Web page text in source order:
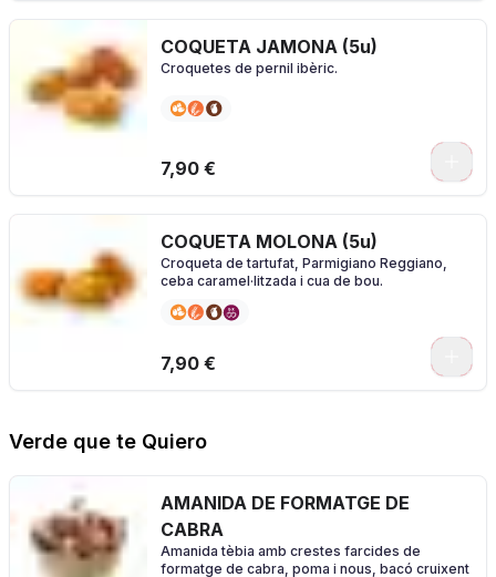
COQUETA JAMONA (5u)
Croquetes de pernil ibèric.
7,90 €
COQUETA MOLONA (5u)
Croqueta de tartufat, Parmigiano Reggiano,
ceba caramel·litzada i cua de bou.
7,90 €
Verde que te Quiero
AMANIDA DE FORMATGE DE
CABRA
Amanida tèbia amb crestes farcides de
formatge de cabra, poma i nous, bacó cruixent